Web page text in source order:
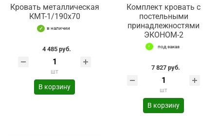
Кровать металлическая
КМТ-1/190х70
в наличии
4 485 руб.
шт
В корзину
Комплект кровать с
постельными
принадлежностями
ЭКОНОМ-2
под заказ
7 827 руб.
шт
В корзину